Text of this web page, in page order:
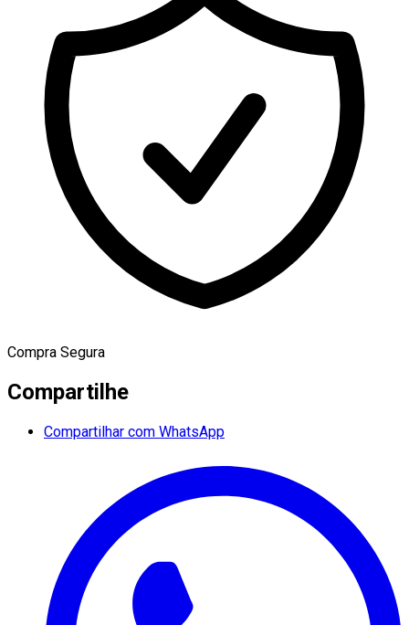
Compra Segura
Compartilhe
Compartilhar com WhatsApp